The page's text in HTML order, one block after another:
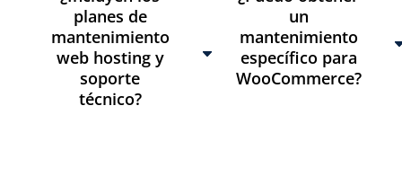
planes de
mantenimiento
web hosting y
soporte
técnico?
un
mantenimiento
específico para
WooCommerce?